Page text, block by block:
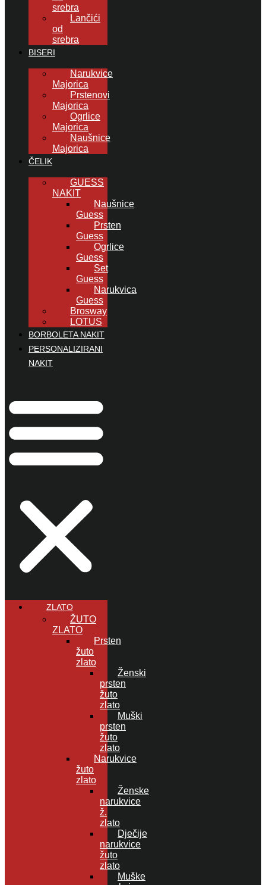
srebra
Lančići
od
srebra
BISERI
Narukvice
Majorica
Prstenovi
Majorica
Ogrlice
Majorica
Naušnice
Majorica
ČELIK
GUESS
NAKIT
Naušnice
Guess
Prsten
Guess
Ogrlice
Guess
Set
Guess
Narukvica
Guess
Brosway
LOTUS
BORBOLETA NAKIT
PERSONALIZIRANI
NAKIT
ZLATO
ŽUTO
ZLATO
Prsten
žuto
zlato
Ženski
prsten
žuto
zlato
Muški
prsten
žuto
zlato
Narukvice
žuto
zlato
Ženske
narukvice
ž.
zlato
Dječije
narukvice
žuto
zlato
Muške